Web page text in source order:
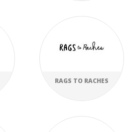
RAGS TO RACHES